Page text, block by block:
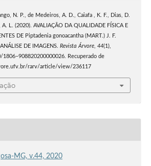
N. P., de Medeiros, A. D., Caiafa , K. F., Dias, D.
L. (2020). AVALIAÇÃO DA QUALIDADE FÍSICA E
DE Piptadenia gonoacantha (MART.) J. F.
DE IMAGENS. Revista Árvore, 44(1),
Recuperado de
rarv/article/view/236117
MG, v.44, 2020